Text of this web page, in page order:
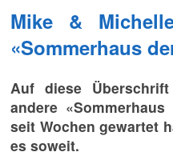
Mike &
«Sommerhaus
Auf diese
andere
seit Wochen gewartet
es soweit.